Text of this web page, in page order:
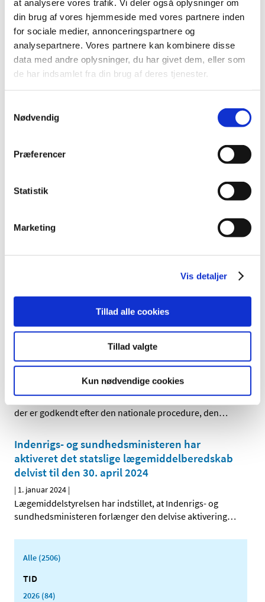
at analysere vores trafik. Vi deler også oplysninger om
din brug af vores hjemmeside med vores partnere inden
for sociale medier, annonceringspartnere og
analysepartnere. Vores partnere kan kombinere disse
data med andre oplysninger, du har givet dem, eller som
de har indsamlet fra din brug af deres tjenester.
Nødvendig
Præferencer
Statistik
Marketing
Vis detaljer
Tillad alle cookies
Tillad valgte
Kun nødvendige cookies
Udlevering af Paxlovid efter Lov om
lægemidler §29 stk. 2
|9. januar 2024|
Lægemiddelstyrelsen tillader, jf. lægemiddellovens §29
stk. 2, at udlevering af Paxlovid må finde sted på et
anbefalinger om det fremtidige tilskud til
Lægemiddelstyrelsen har modtaget
| 5. januar 2024
Lægemiddelstyrelsen har den 12. december 2023
Bevilling til at drive Silkeborg Svane Apotek
|5. januar 2024|
Lægemiddelstyrelsen har den 12. december 2023
meddelt, at Sara Vestergaard Rasmussen får bevilling…
Opdatering af produktresumeer på grund af
ændrede ATC-koder for 2024
Indehavere af markedsføringstilladelser til lægemidler,
der er godkendt efter den nationale procedure, den…
Indenrigs- og sundhedsministeren har
aktiveret det statslige lægemiddelberedskab
delvist til den 30. april 2024
| 1. januar 2024 |
Lægemiddelstyrelsen har indstillet, at Indenrigs- og
sundhedsministeren forlænger den delvise aktivering…
Alle (2506)
TID
2026 (84)